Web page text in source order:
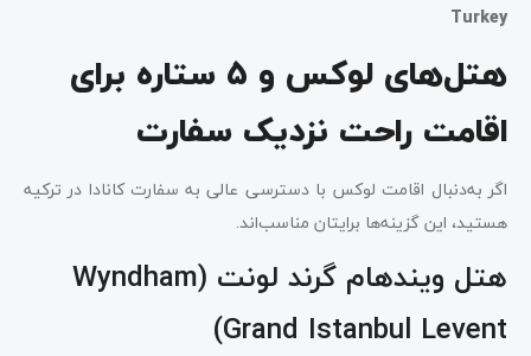
Turkey
هتل‌های لوکس و ۵ ستاره برای
اقامت راحت نزدیک سفارت
اگر به‌دنبال اقامت لوکس با دسترسی عالی به سفارت کانادا در ترکیه
هستید، این گزینه‌ها برایتان مناسب‌اند.
هتل ویندهام گرند لونت (Wyndham
Grand Istanbul Levent)